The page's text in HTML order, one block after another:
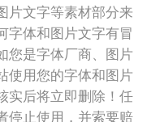
片文字等素材部分来
字体和图片文字有冒
您是字体厂商、图片
使用您的字体和图片
实后将立即删除！任
停止使用，并索要赔